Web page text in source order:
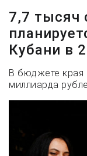
7,7 тысяч
Кубани в
В бюджете края
миллиарда